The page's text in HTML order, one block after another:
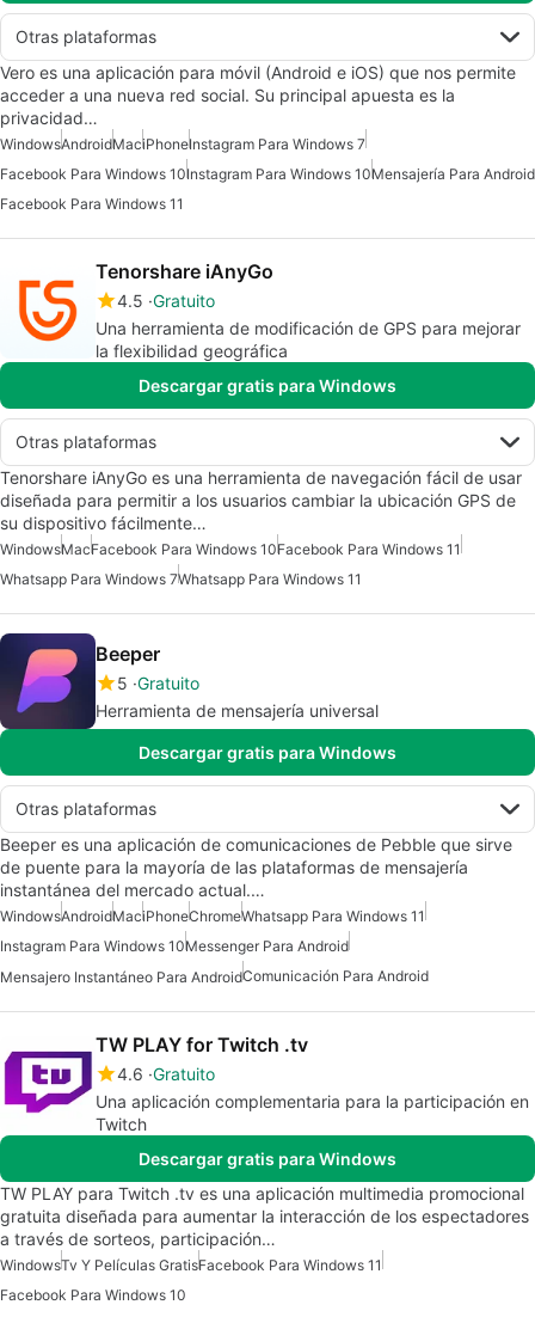
Otras plataformas
Vero es una aplicación para móvil (Android e iOS) que nos permite
acceder a una nueva red social. Su principal apuesta es la
privacidad…
WindowsAndroidMaciPhoneInstagram Para Windows 7
Facebook Para Windows 10Instagram Para Windows 10Mensajería Para Android
Facebook Para Windows 11
Tenorshare iAnyGo
4.5 Gratuito
Una herramienta de modificación de GPS para mejorar
la flexibilidad geográfica
Descargar gratis para Windows
Otras plataformas
Tenorshare iAnyGo es una herramienta de navegación fácil de usar
diseñada para permitir a los usuarios cambiar la ubicación GPS de
su dispositivo fácilmente…
WindowsMacFacebook Para Windows 10Facebook Para Windows 11
Whatsapp Para Windows 7Whatsapp Para Windows 11
Beeper
5 Gratuito
Herramienta de mensajería universal
Descargar gratis para Windows
Otras plataformas
Beeper es una aplicación de comunicaciones de Pebble que sirve
de puente para la mayoría de las plataformas de mensajería
instantánea del mercado actual.…
WindowsAndroidMaciPhoneChromeWhatsapp Para Windows 11
Instagram Para Windows 10Messenger Para Android
Mensajero Instantáneo Para AndroidComunicación Para Android
TW PLAY for Twitch .tv
4.6 Gratuito
Una aplicación complementaria para la participación en
Twitch
Descargar gratis para Windows
TW PLAY para Twitch .tv es una aplicación multimedia promocional
gratuita diseñada para aumentar la interacción de los espectadores
a través de sorteos, participación…
WindowsTv Y Películas GratisFacebook Para Windows 11
Facebook Para Windows 10